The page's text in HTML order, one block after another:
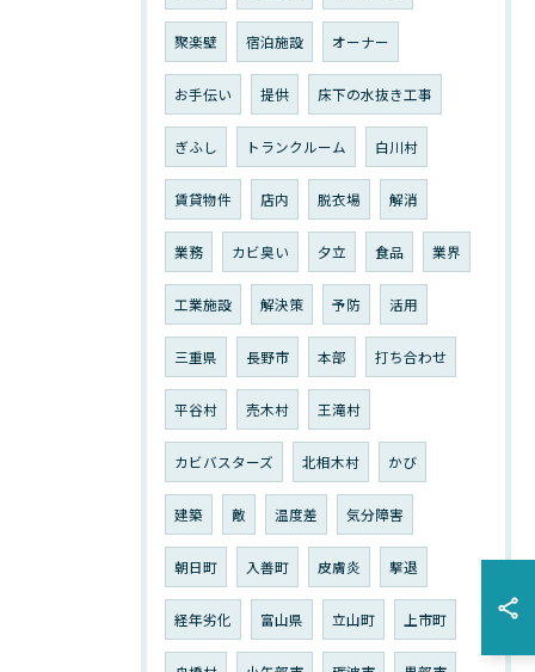
聚楽壁 宿泊施設 オーナー
お手伝い 提供 床下の水抜き工事
ぎふし トランクルーム 白川村
賃貸物件 店内 脱衣場 解消
業務 カビ臭い 夕立 食品 業界
工業施設 解決策 予防 活用
三重県 長野市 本部 打ち合わせ
平谷村 売木村 王滝村
カビバスターズ 北相木村 かび
建築 敵 温度差 気分障害
朝日町 入善町 皮膚炎 撃退
経年劣化 富山県 立山町 上市町